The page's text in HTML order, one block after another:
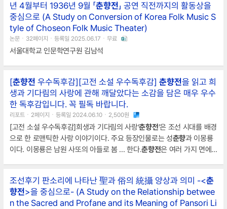
년 4월부터 1936년 9월 「춘향전」 공연 직전까지의 활동상을
중심으로 (A Study on Conversion of Korea Folk Music S
tyle of Choseon Folk Music Theater)
논문ㆍ32페이지ㆍ등록일 2025.06.17ㆍ무료
서울대학교 인문학연구원 김남석
[춘향전 우수독후감][고전 소설 우수독후감] 춘향전을 읽고 희
생과 기다림의 사랑에 관해 깨달았다는 소감을 담은 매우 우수
한 독후감입니다. 꼭 필독 바랍니다.
리포트ㆍ2페이지ㆍ등록일 2024.06.10ㆍ2,500원
[고전 소설 우수독후감]희생과 기다림의 사랑‘춘향전’은 조선 시대를 배경
으로 한 로맨틱한 사랑 이야기이다. 주요 등장인물로는 성춘향과 이몽룡
이다. 이몽룡은 남원 사또의 아들로 봄 ... 한다.춘향전은 여러 가지 면에
을 쓰며 버티 ... 이다. 나에게도 진정한 사랑을 알려줄 사람이 찾아온다
면, 그렇게 해야겠다는 생각이 들었으며 성춘향의 행동에 감동했다.둘째
로춘향전은 정의와 부패에 관한 이야기를 다루고 있다. 그것
조선후기 판소리에 나타난 聖과 俗의 統攝 양상과 의미 -<춘
향전>을 중심으로- (A Study on the Relationship betwee
n the Sacred and Profane and its Meaning of Pansori Li